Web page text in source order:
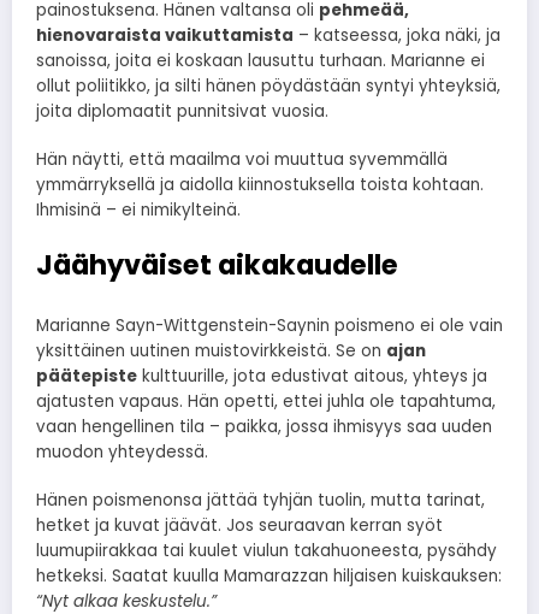
painostuksena. Hänen valtansa oli pehmeää,
hienovaraista vaikuttamista – katseessa, joka näki, ja
sanoissa, joita ei koskaan lausuttu turhaan. Marianne ei
ollut poliitikko, ja silti hänen pöydästään syntyi yhteyksiä,
joita diplomaatit punnitsivat vuosia.
Hän näytti, että maailma voi muuttua syvemmällä
ymmärryksellä ja aidolla kiinnostuksella toista kohtaan.
Ihmisinä – ei nimikylteinä.
Jäähyväiset aikakaudelle
Marianne Sayn-Wittgenstein-Saynin poismeno ei ole vain
yksittäinen uutinen muistovirkkeistä. Se on ajan
päätepiste kulttuurille, jota edustivat aitous, yhteys ja
ajatusten vapaus. Hän opetti, ettei juhla ole tapahtuma,
vaan hengellinen tila – paikka, jossa ihmisyys saa uuden
muodon yhteydessä.
Hänen poismenonsa jättää tyhjän tuolin, mutta tarinat,
hetket ja kuvat jäävät. Jos seuraavan kerran syöt
luumupiirakkaa tai kuulet viulun takahuoneesta, pysähdy
hetkeksi. Saatat kuulla Mamarazzan hiljaisen kuiskauksen:
“Nyt alkaa keskustelu.”